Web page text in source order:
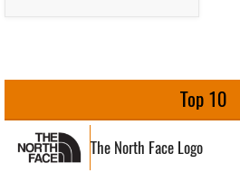
Top 10
The North Face Logo